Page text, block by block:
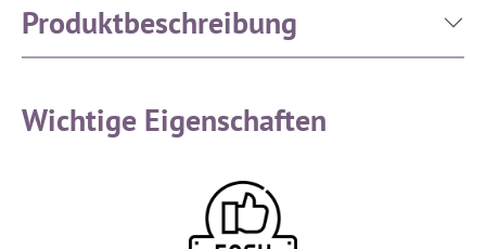
Produktbeschreibung
Wichtige Eigenschaften